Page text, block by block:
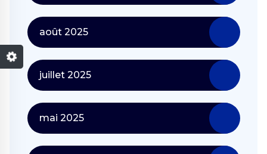
août 2025
juillet 2025
mai 2025